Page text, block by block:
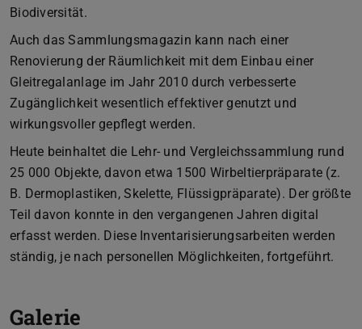
Biodiversität.
Auch das Sammlungsmagazin kann nach einer
Renovierung der Räumlichkeit mit dem Einbau einer
Gleitregalanlage im Jahr 2010 durch verbesserte
Zugänglichkeit wesentlich effektiver genutzt und
wirkungsvoller gepflegt werden.
Heute beinhaltet die Lehr- und Vergleichssammlung rund
25 000 Objekte, davon etwa 1500 Wirbeltierpräparate (z.
B. Dermoplastiken, Skelette, Flüssigpräparate). Der größte
Teil davon konnte in den vergangenen Jahren digital
erfasst werden. Diese Inventarisierungsarbeiten werden
ständig, je nach personellen Möglichkeiten, fortgeführt.
Galerie